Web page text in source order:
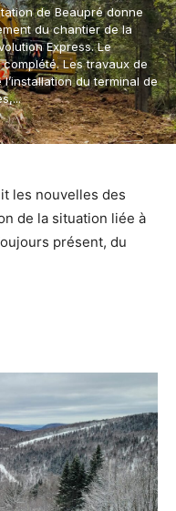
de Beaupré donne
du chantier de la
Express. Le
Les travaux de
du terminal de
les nouvelles des
de la situation liée à
présent, du